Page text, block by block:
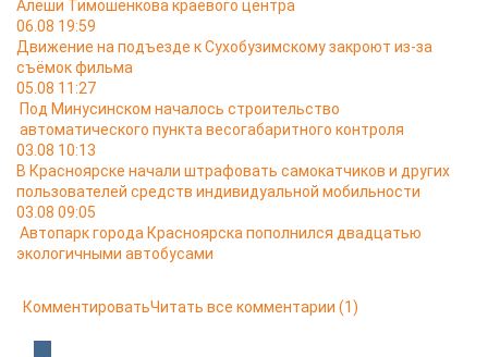
Алёши Тимошенкова краевого центра
06.08 19:59
Движение на подъезде к Сухобузимскому закроют из-за
съёмок фильма
05.08 11:27
Под Минусинском началось строительство
автоматического пункта весогабаритного контроля
03.08 10:13
В Красноярске начали штрафовать самокатчиков и других
пользователей средств индивидуальной мобильности
03.08 09:05
Автопарк города Красноярска пополнился двадцатью
экологичными автобусами
КомментироватьЧитать все комментарии (1)